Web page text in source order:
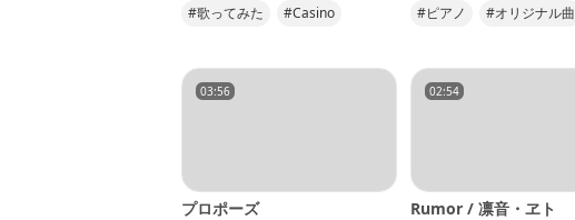
#歌ってみた
#Casino
#第2弾
#ピアノ
#オリジナル曲
#わたしの灯物語
03:56
プロポーズ
02:54
Rumor / 凛音・ヱト